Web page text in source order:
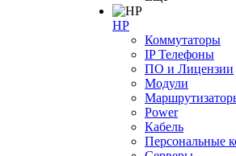
HP
Коммутаторы
IP Телефоны
ПО и Лицензии
Модули
Power
Кабель
Персональные